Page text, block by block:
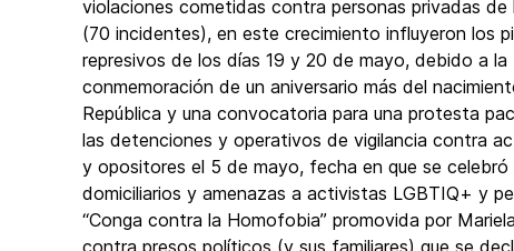
violaciones cometidas contra personas privadas de
(70 incidentes), en este crecimiento influyeron los
represivos de los días 19 y 20 de mayo, debido a la
conmemoración de un aniversario más del
República y una convocatoria para una protesta
las detenciones y operativos de vigilancia contra
y opositores el 5 de mayo, fecha en que se
domiciliarios y amenazas a activistas LGBTIQ+ y
“Conga contra la Homofobia” promovida por
contra presos políticos (y sus familiares) que se